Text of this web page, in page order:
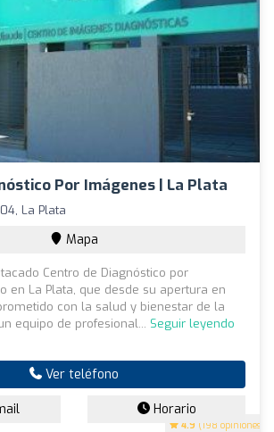
Por Imágenes | La Plata
4.9 (198 opiniones)
La Plata
Mapa
Centro de Diagnóstico por
en La Plata, que desde su apertura en
con la salud y bienestar de la
equipo de profesional... Seguir leyendo
Ver teléfono
Horario